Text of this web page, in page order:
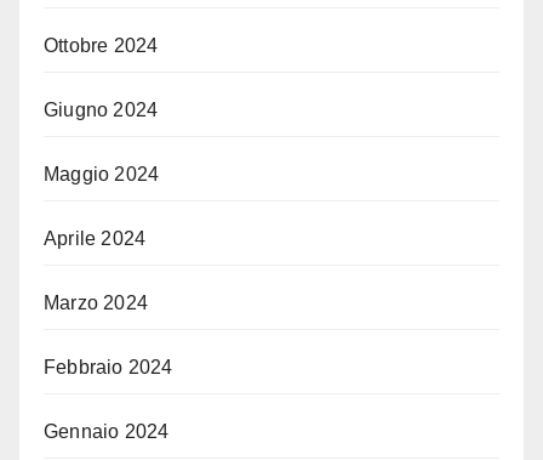
Ottobre 2024
Giugno 2024
Maggio 2024
Aprile 2024
Marzo 2024
Febbraio 2024
Gennaio 2024